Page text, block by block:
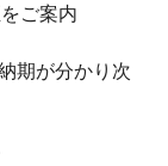
ご案内
期が分かり次